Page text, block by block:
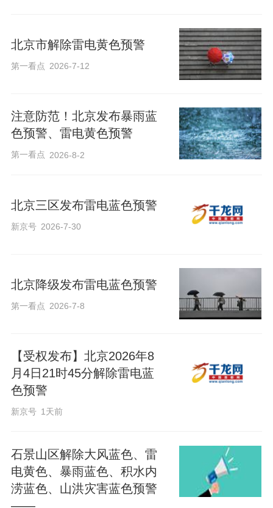
北京市解除雷电黄色预警
第一看点 2026-7-12
注意防范！北京发布暴雨蓝
色预警、雷电黄色预警
第一看点 2026-8-2
北京三区发布雷电蓝色预警
新京号 2026-7-30
北京降级发布雷电蓝色预警
第一看点 2026-7-8
【受权发布】北京2026年8
月4日21时45分解除雷电蓝
色预警
新京号 1天前
石景山区解除大风蓝色、雷
电黄色、暴雨蓝色、积水内
涝蓝色、山洪灾害蓝色预警